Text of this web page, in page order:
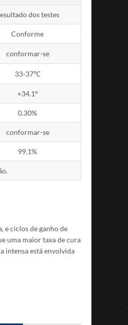
dos testes
Conforme
conformar-se
33-37℃
+34.1°
0.30%
conformar-se
99.1%
e ciclos de ganho de
uma maior taxa de cura
intensa está envolvida